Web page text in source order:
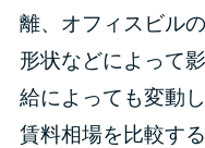
離、オフィスビル
形状などによって
給によっても変動し
賃料相場を比較す